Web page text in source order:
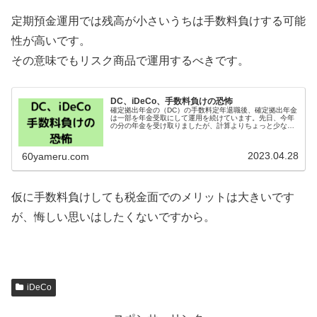
定期預金運用では残高が小さいうちは手数料負けする可能
性が高いです。
その意味でもリスク商品で運用するべきです。
DC、iDeCo、手数料負けの恐怖
確定拠出年金の（DC）の手数料定年退職後、確定拠出年金
は一部を年金受取にして運用を続けています。先日、今年
の分の年金を受け取りましたが、計算よりちょっと少なく
60yameru.com 2023.04.28
仮に手数料負けしても税金面でのメリットは大きいです
が、悔しい思いはしたくないですから。
iDeCo